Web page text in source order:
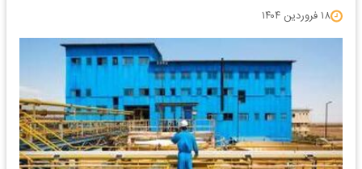
۱۸ فروردین ۱۴۰۴